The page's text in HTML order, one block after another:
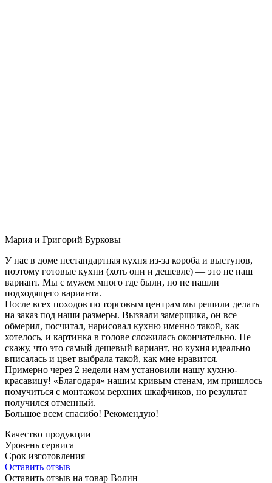
Мария и Григорий Бурковы
У нас в доме нестандартная кухня из-за короба и выступов,
поэтому готовые кухни (хоть они и дешевле) — это не наш
вариант. Мы с мужем много где были, но не нашли
подходящего варианта.
После всех походов по торговым центрам мы решили делать
на заказ под наши размеры. Вызвали замерщика, он все
обмерил, посчитал, нарисовал кухню именно такой, как
хотелось, и картинка в голове сложилась окончательно. Не
скажу, что это самый дешевый вариант, но кухня идеально
вписалась и цвет выбрала такой, как мне нравится.
Примерно через 2 недели нам установили нашу кухню-
красавицу! «Благодаря» нашим кривым стенам, им пришлось
помучиться с монтажом верхних шкафчиков, но результат
получился отменный.
Большое всем спасибо! Рекомендую!
Качество продукции
Уровень сервиса
Срок изготовления
Оставить отзыв
Оставить отзыв на товар Волин